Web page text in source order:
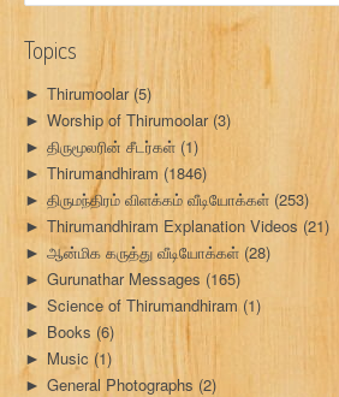
a
t
i
o
n
Topics
► Thirumoolar(5)
► Worship of Thirumoolar(3)
► திருமூலரின் சீடர்கள் (1)
► Thirumandhiram (1846)
► திருமந்திரம் விளக்கம் வீடியோக்கள் (253)
► Thirumandhiram Explanation Videos (21)
► ஆன்மிக கருத்து வீடியோக்கள் (28)
► Gurunathar Messages (165)
► Science of Thirumandhiram (1)
► Books (6)
► Music (1)
► General Photographs (2)